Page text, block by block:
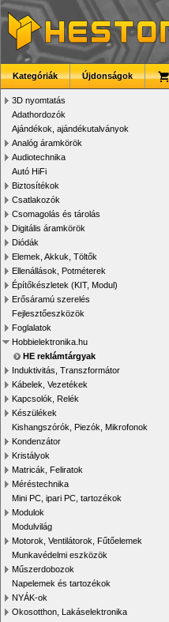
Kategóriák Újdonságok
3D nyomtatás
Adathordozók
Ajándékok, ajándékutalványok
Analóg áramkörök
Audiotechnika
Autó HiFi
Biztosítékok
Csatlakozók
Csomagolás és tárolás
Digitális áramkörök
Diódák
Elemek, Akkuk, Töltők
Ellenállások, Potméterek
Építőkészletek (KIT, Modul)
Erősáramú szerelés
Fejlesztőeszközök
Foglalatok
Hobbielektronika.hu
HE reklámtárgyak
Induktivitás, Transzformátor
Kábelek, Vezetékek
Kapcsolók, Relék
Készülékek
Kishangszórók, Piezók, Mikrofonok
Kondenzátor
Kristályok
Matricák, Feliratok
Méréstechnika
Mini PC, ipari PC, tartozékok
Modulok
Modulvilág
Motorok, Ventilátorok, Fűtőelemek
Munkavédelmi eszközök
Műszerdobozok
Napelemek és tartozékok
NYÁK-ok
Okosotthon, Lakáselektronika